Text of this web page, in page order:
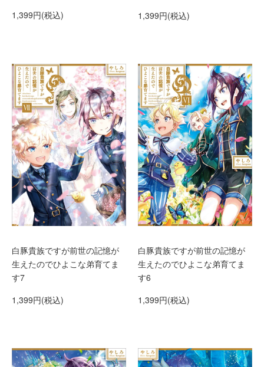
1,399円(税込)
1,399円(税込)
白豚貴族ですが前世の記憶が
生えたのでひよこな弟育てま
す7
1,399円(税込)
白豚貴族ですが前世の記憶が
生えたのでひよこな弟育てま
す6
1,399円(税込)